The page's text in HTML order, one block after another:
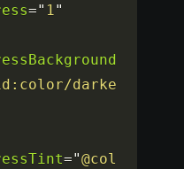
=" 1"
darke
="@col